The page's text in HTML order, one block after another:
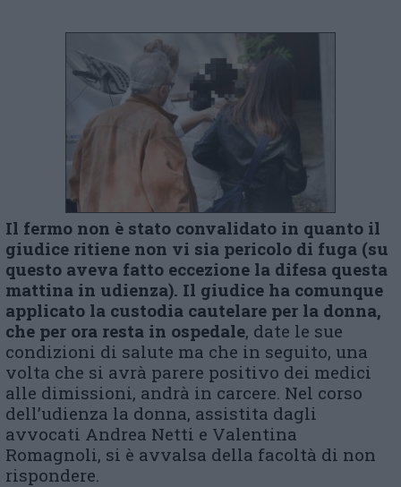
Il fermo non è stato convalidato in quanto il
giudice ritiene non vi sia pericolo di fuga (su
questo aveva fatto eccezione la difesa questa
mattina in udienza). Il giudice ha comunque
applicato la custodia cautelare per la donna,
che per ora resta in ospedale, date le sue
condizioni di salute ma che in seguito, una
volta che si avrà parere positivo dei medici
alle dimissioni, andrà in carcere. Nel corso
dell’udienza la donna, assistita dagli
avvocati Andrea Netti e Valentina
Romagnoli, si è avvalsa della facoltà di non
rispondere.